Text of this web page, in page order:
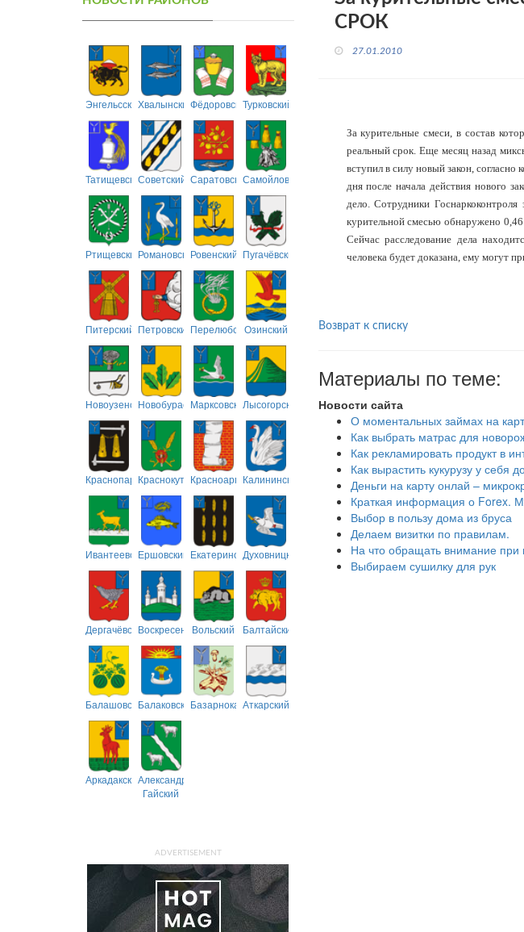
ЭнгельсскийХвалынскийФёдоровскийТурковский
ТатищевскийСоветский СаратовскийСамойловский
РтищевскийРомановскийРовенский Пугачёвский
Питерский ПетровскийПерелюбскийОзинский
НовоузенскийНовобурасскийМарксовскийЛысогорский
Краснопартизанский
КраснокутскийКрасноармейский
Калининский
ИвантеевскийЕршовский ЕкатериновскийДуховницкий
ДергачёвскийВоскресенскийВольский Балтайский
БалашовскийБалаковскийБазарнокарабулакский
Аткарский
АркадакскийАлександрово-
Гайский
ADVERTISEMENT
СРОК
27.01.2010
За курительные смеси, в состав
реальный срок. Еще месяц назад
вступил в силу новый закон,
дня после начала действия нового
дело. Сотрудники
курительной смесью обнаружено
Сейчас расследование дела
человека будет доказана, ему могут
Возврат к списку
Материалы по теме:
Новости сайта
О моментальных займах на
Как выбрать матрас для
Как рекламировать продукт в
Как вырастить кукурузу у себя
Деньги на карту онлай –
Краткая информация о Forex.
Выбор в пользу дома из бруса
Делаем визитки по правилам.
На что обращать внимание при
Выбираем сушилку для рук